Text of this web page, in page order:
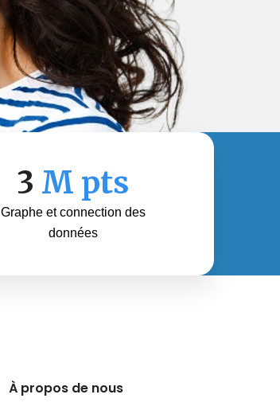
3 M pts
Graphe et connection des
données
À propos de nous